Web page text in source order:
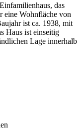
das
eine Wohnfläche von
ist ca. 1938, mit
Haus ist einseitig
Lage innerhalb